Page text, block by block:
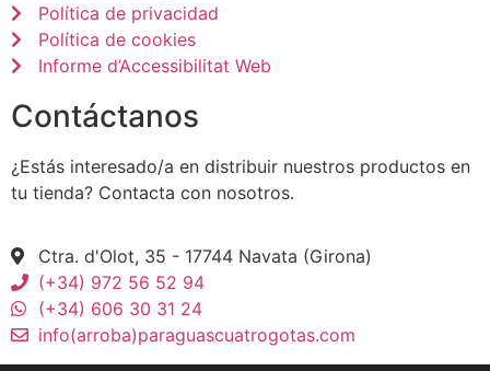
Política de privacidad
Política de cookies
Informe d’Accessibilitat Web
Contáctanos
¿Estás interesado/a en distribuir nuestros productos en
tu tienda? Contacta con nosotros.
Ctra. d'Olot, 35 - 17744 Navata (Girona)
(+34) 972 56 52 94
(+34) 606 30 31 24
info(arroba)paraguascuatrogotas.com